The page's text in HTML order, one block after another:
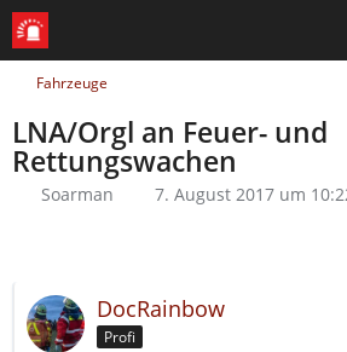
Fahrzeuge
LNA/Orgl an Feuer- und
Rettungswachen
Soarman 7. August 2017 um
DocRainbow
Profi